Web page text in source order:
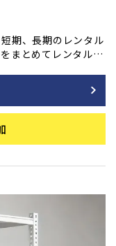
期、長期のレンタル
まとめてレンタル